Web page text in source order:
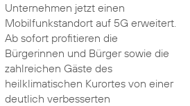
Unternehmen jetzt einen
Mobilfunkstandort auf 5G erweitert.
Ab sofort profitieren die
Bürgerinnen und Bürger sowie die
zahlreichen Gäste des
heilklimatischen Kurortes von einer
deutlich verbesserten